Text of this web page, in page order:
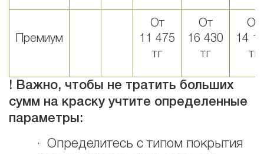
Премиум
От
11 475
тг
От
16 430
тг
От
14
тг
! Важно, чтобы не тратить больших
сумм на краску учтите определенные
параметры:
· Определитесь с типом покрытия